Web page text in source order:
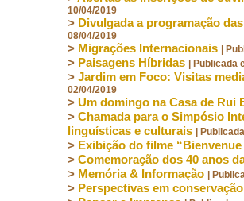
10/04/2019
> Divulgada a programação
08/04/2019
> Migrações Internacionais |
> Paisagens Híbridas | Publicada
> Jardim em Foco: Visitas
02/04/2019
> Um domingo na Casa de Rui
> Chamada para o Simpósio
linguísticas e culturais |
> Exibição do filme
> Comemoração dos 40 anos
> Memória & Informação |
> Perspectivas em